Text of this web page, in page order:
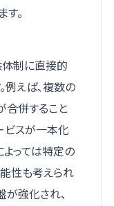
。
制に直接的
例えば、複数の
併すること
ビスが一本化
っては特定の
性も考えられ
が強化され、